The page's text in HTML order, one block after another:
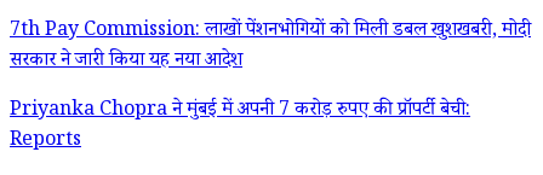
7th Pay Commission: लाखों पेंशनभोगियों को मिली डबल खुशखबरी, मोदी
सरकार ने जारी किया यह नया आदेश
Priyanka Chopra ने मुंबई में अपनी 7 करोड़ रुपए की प्रॉपर्टी बेची:
Reports